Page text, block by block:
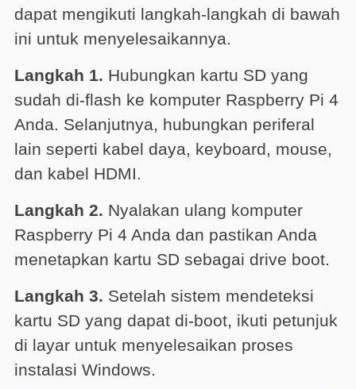
dapat mengikuti langkah-langkah di bawah
ini untuk menyelesaikannya.
Langkah 1. Hubungkan kartu SD yang
sudah di-flash ke komputer Raspberry Pi 4
Anda. Selanjutnya, hubungkan periferal
lain seperti kabel daya, keyboard, mouse,
dan kabel HDMI.
Langkah 2. Nyalakan ulang komputer
Raspberry Pi 4 Anda dan pastikan Anda
menetapkan kartu SD sebagai drive boot.
Langkah 3. Setelah sistem mendeteksi
kartu SD yang dapat di-boot, ikuti petunjuk
di layar untuk menyelesaikan proses
instalasi Windows.